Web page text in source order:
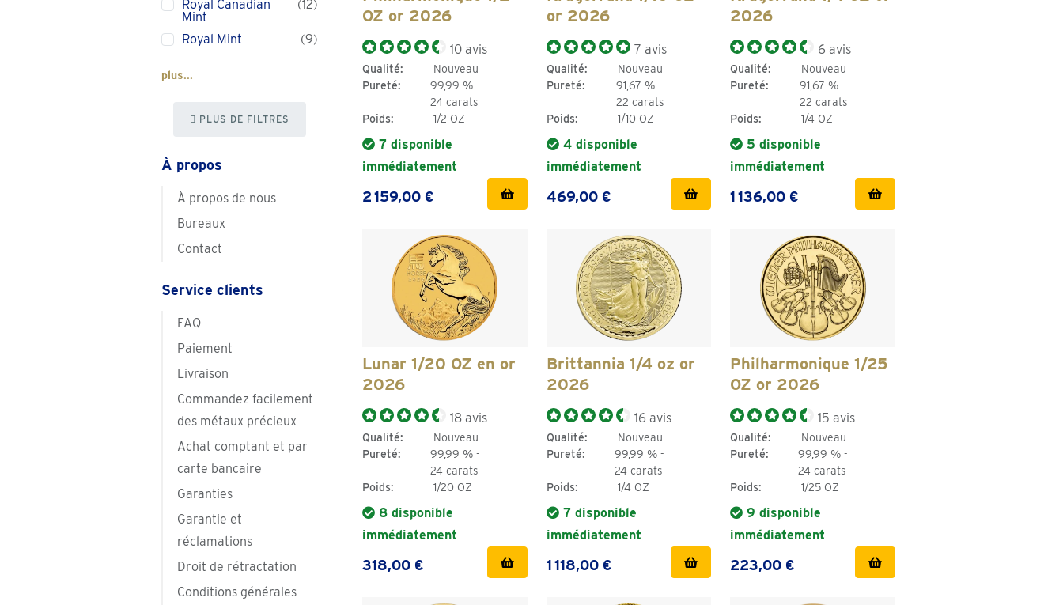
Royal Canadian
Mint
12
Royal Mint 9
plus...
PLUS DE FILTRES
À propos
À propos de nous
Bureaux
Contact
Service clients
FAQ
Paiement
Livraison
Commandez facilement
des métaux précieux
Achat comptant et par
carte bancaire
Garanties
Garantie et
réclamations
Droit de rétractation
Conditions générales
OZ or 2026
10 avis
Qualité:
Nouveau
Pureté:
99,99 % -
24 carats
Poids:
1/2 OZ
7 disponible
immédiatement
2 159,00 €
or 2026
7 avis
Qualité:
Nouveau
Pureté:
91,67 % -
22 carats
Poids:
1/10 OZ
4 disponible
immédiatement
469,00 €
2026
6 avis
Qualité:
Nouveau
Pureté:
91,67 % -
22 carats
Poids:
1/4 OZ
5 disponible
immédiatement
1 136,00 €
Lunar 1/20 OZ en or
2026
18 avis
Qualité:
Nouveau
Pureté:
99,99 % -
24 carats
Poids:
1/20 OZ
8 disponible
immédiatement
318,00 €
Brittannia 1/4 oz or
2026
16 avis
Qualité:
Nouveau
Pureté:
99,99 % -
24 carats
Poids:
1/4 OZ
7 disponible
immédiatement
1 118,00 €
Philharmonique 1/25
OZ or 2026
15 avis
Qualité:
Nouveau
Pureté:
99,99 % -
24 carats
Poids:
1/25 OZ
9 disponible
immédiatement
223,00 €